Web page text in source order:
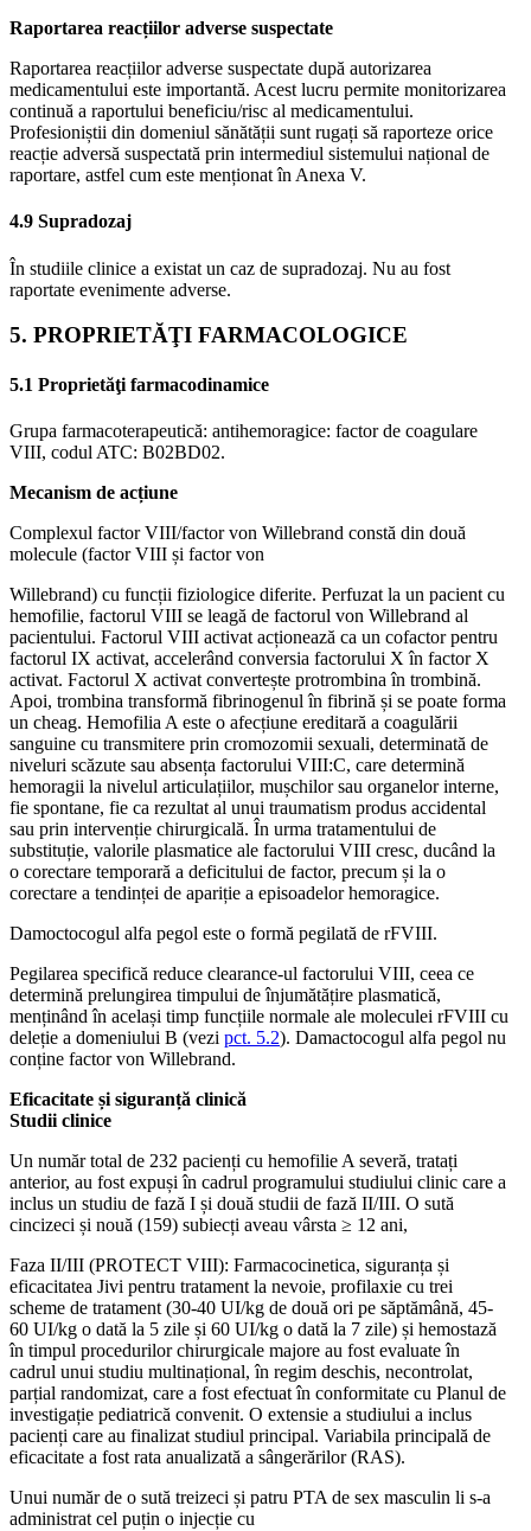
Raportarea reacțiilor adverse suspectate
Raportarea reacțiilor adverse suspectate după autorizarea
medicamentului este importantă. Acest lucru permite monitorizarea
continuă a raportului beneficiu/risc al medicamentului.
Profesioniștii din domeniul sănătății sunt rugați să raporteze orice
reacție adversă suspectată prin intermediul sistemului național de
raportare, astfel cum este menționat în Anexa V.
4.9 Supradozaj
În studiile clinice a existat un caz de supradozaj. Nu au fost
raportate evenimente adverse.
5. PROPRIETĂŢI FARMACOLOGICE
5.1 Proprietăţi farmacodinamice
Grupa farmacoterapeutică: antihemoragice: factor de coagulare
VIII, codul ATC: B02BD02.
Mecanism de acțiune
Complexul factor VIII/factor von Willebrand constă din două
molecule (factor VIII și factor von
Willebrand) cu funcții fiziologice diferite. Perfuzat la un pacient cu
hemofilie, factorul VIII se leagă de factorul von Willebrand al
pacientului. Factorul VIII activat acționează ca un cofactor pentru
factorul IX activat, accelerând conversia factorului X în factor X
activat. Factorul X activat convertește protrombina în trombină.
Apoi, trombina transformă fibrinogenul în fibrină și se poate forma
un cheag. Hemofilia A este o afecțiune ereditară a coagulării
sanguine cu transmitere prin cromozomii sexuali, determinată de
niveluri scăzute sau absența factorului VIII:C, care determină
hemoragii la nivelul articulațiilor, mușchilor sau organelor interne,
fie spontane, fie ca rezultat al unui traumatism produs accidental
sau prin intervenție chirurgicală. În urma tratamentului de
substituție, valorile plasmatice ale factorului VIII cresc, ducând la
o corectare temporară a deficitului de factor, precum și la o
corectare a tendinței de apariție a episoadelor hemoragice.
Damoctocogul alfa pegol este o formă pegilată de rFVIII.
Pegilarea specifică reduce clearance-ul factorului VIII, ceea ce
determină prelungirea timpului de înjumătățire plasmatică,
menținând în același timp funcțiile normale ale moleculei rFVIII cu
deleție a domeniului B (vezi pct. 5.2). Damactocogul alfa pegol nu
conține factor von Willebrand.
Eficacitate și siguranță clinică
Studii clinice
Un număr total de 232 pacienți cu hemofilie A severă, tratați
anterior, au fost expuși în cadrul programului studiului clinic care a
inclus un studiu de fază I și două studii de fază II/III. O sută
cincizeci și nouă (159) subiecți aveau vârsta ≥ 12 ani,
Faza II/III (PROTECT VIII): Farmacocinetica, siguranța și
eficacitatea Jivi pentru tratament la nevoie, profilaxie cu trei
scheme de tratament (30-40 UI/kg de două ori pe săptămână, 45-
60 UI/kg o dată la 5 zile și 60 UI/kg o dată la 7 zile) și hemostază
în timpul procedurilor chirurgicale majore au fost evaluate în
cadrul unui studiu multinațional, în regim deschis, necontrolat,
parțial randomizat, care a fost efectuat în conformitate cu Planul de
investigație pediatrică convenit. O extensie a studiului a inclus
pacienți care au finalizat studiul principal. Variabila principală de
eficacitate a fost rata anualizată a sângerărilor (RAS).
Unui număr de o sută treizeci și patru PTA de sex masculin li s-a
administrat cel puțin o injecție cu